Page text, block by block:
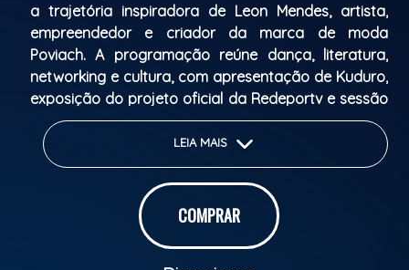
a trajetória inspiradora de Leon Mendes, artista,
empreendedor e criador da marca de moda
Poviach. A programação reúne dança, literatura,
networking e cultura, com apresentação de Kuduro,
exposição do projeto oficial da Redeportv e sessão
de autógrafos.
Mais do que o lançamento de uma obra, esta
ocasião marca um movimento cultural e institucional
que valoriza a superação, a identidade afro-
lusófona e o papel da arte no desenvolvimento
social e econômico.
LEIA MAIS
COMPRAR